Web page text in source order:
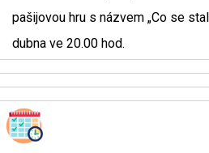
pašijovou hru s názvem „Co se
dubna ve 20.00 hod.